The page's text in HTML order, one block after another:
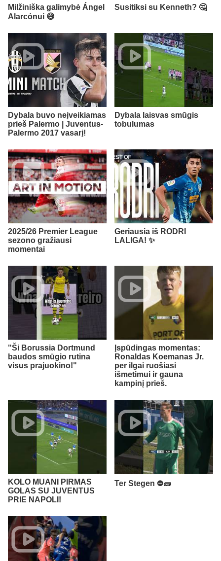
Milžiniška galimybė Ángel
Alarcónui 😅
Susitiksi su Kenneth? 🤔
Dybala buvo neįveikiamas
prieš Palermo | Juventus-
Palermo 2017 vasarį!
Dybala laisvas smūgis
tobulumas
2025/26 Premier League
sezono gražiausi
momentai
Geriausia iš RODRI
LALIGA! ✨
"Ši Borussia Dortmund
baudos smūgio rutina
visus prajuokino!"
Įspūdingas momentas:
Ronaldas Koemanas Jr.
per ilgai ruošiasi
išmetimui ir gauna
kampinį prieš.
KOLO MUANI PIRMAS
GOLAS SU JUVENTUS
PRIE NAPOLI!
Ter Stegen ⛔🧱